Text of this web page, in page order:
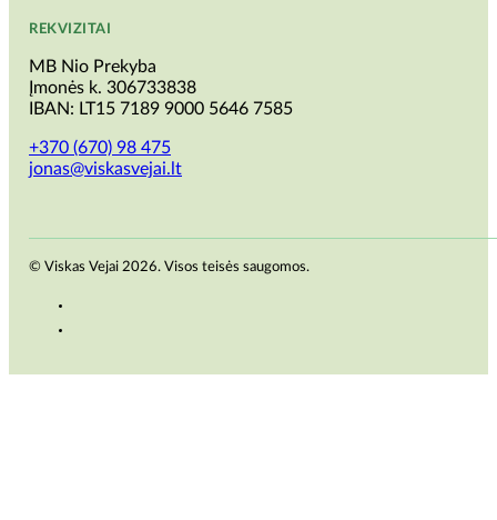
REKVIZITAI
MB Nio Prekyba
Įmonės k. 306733838
IBAN: LT15 7189 9000 5646 7585
+370 (670) 98 475
jonas@viskasvejai.lt
© Viskas Vejai 2026. Visos teisės saugomos.